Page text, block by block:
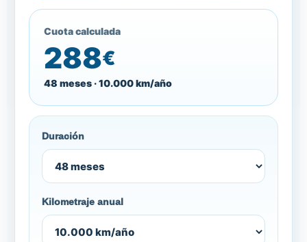
Cuota calculada
288€
48 meses · 10.000 km/año
Duración
Kilometraje anual